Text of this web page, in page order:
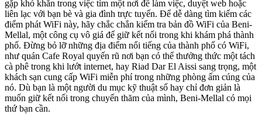
gặp khó khăn trong việc tìm một nơi để làm việc, duyệt web hoặc
liên lạc với bạn bè và gia đình trực tuyến. Để dễ dàng tìm kiếm các
điểm phát WiFi này, hãy chắc chắn kiểm tra bản đồ WiFi của Beni-
Mellal, một công cụ vô giá để giữ kết nối trong khi khám phá thành
phố. Đừng bỏ lỡ những địa điểm nổi tiếng của thành phố có WiFi,
như quán Cafe Royal quyến rũ nơi bạn có thể thưởng thức một tách
cà phê trong khi lướt internet, hay Riad Dar El Aissi sang trọng, một
khách sạn cung cấp WiFi miễn phí trong những phòng ấm cúng của
nó. Dù bạn là một người du mục kỹ thuật số hay chỉ đơn giản là
muốn giữ kết nối trong chuyến thăm của mình, Beni-Mellal có mọi
thứ bạn cần.